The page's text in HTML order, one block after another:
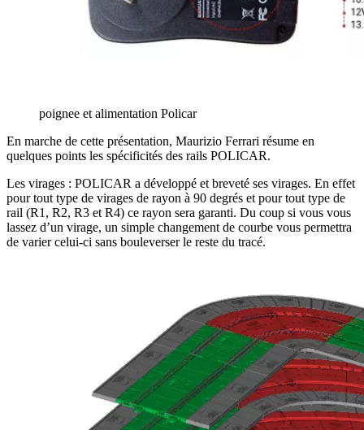
poignee et alimentation Policar
En marche de cette présentation, Maurizio Ferrari résume en
quelques points les spécificités des rails POLICAR.
Les virages : POLICAR a développé et breveté ses virages. En effet
pour tout type de virages de rayon à 90 degrés et pour tout type de
rail (R1, R2, R3 et R4) ce rayon sera garanti. Du coup si vous vous
lassez d’un virage, un simple changement de courbe vous permettra
de varier celui-ci sans bouleverser le reste du tracé.